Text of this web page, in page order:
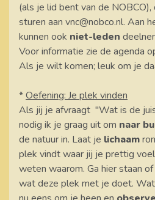
(als je lid bent van de
sturen aan vnc@nobco.nl. Aan
kunnen ook niet-leden
Voor informatie zie de agenda
Als je wilt komen; leuk om je
*Oefening: Je plek vinden
Als jij je afvraagt "Wat is de
nodig ik je graag uit om naar
de natuur in. Laat je lichaam
plek vindt waar jij je prettig
weten waarom. Ga hier staan
wat deze plek met je doet.